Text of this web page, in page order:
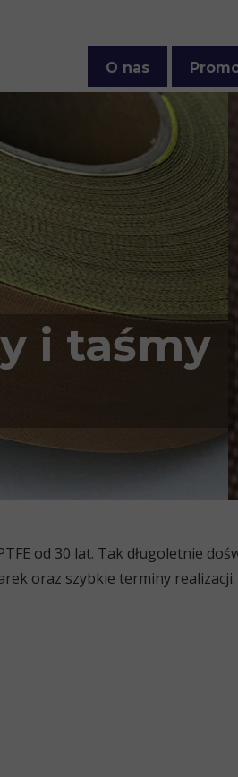
od 30 lat. Tak długoletnie
oraz szybkie terminy
i taśmy
O nas
Polityka